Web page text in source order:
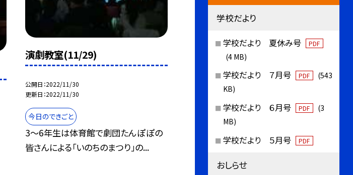
演劇教室(11/29)
公開日 2022/11/30
更新日 2022/11/30
今日のできごと
3〜6年生は体育館で劇団たんぽぽの
皆さんによる「いのちのまつり」の...
学校だより
学校だより 夏休み号 PDF
(4 MB)
学校だより ７月号 PDF
(543
KB)
学校だより ６月号 PDF
(3
MB)
学校だより ５月号 PDF
おしらせ